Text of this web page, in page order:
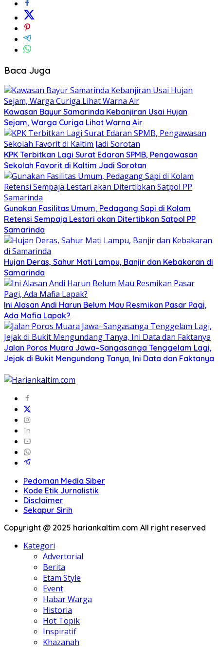
Baca Juga
Kawasan Bayur Samarinda Kebanjiran Usai Hujan
Sejam, Warga Curiga Lihat Warna Air
KPK Terbitkan Lagi Surat Edaran SPMB, Pengawasan
Sekolah Favorit di Kaltim Jadi Sorotan
Gunakan Fasilitas Umum, Pedagang Sapi di Kolam
Retensi Sempaja Lestari akan Ditertibkan Satpol PP
Samarinda
Hujan Deras, Sahur Mati Lampu, Banjir dan Kebakaran di
Samarinda
Ini Alasan Andi Harun Belum Mau Resmikan Pasar Pagi,
Ada Mafia Lapak?
Jalan Poros Muara Jawa–Sangasanga Tenggelam Lagi,
Jejak di Bukit Mengundang Tanya, Ini Data dan Faktanya
Pedoman Media Siber
Kode Etik Jurnalistik
Disclaimer
Sekapur Sirih
Copyright @ 2025 hariankaltim.com All right reserved
Kategori
Advertorial
Berita
Etam Style
Event
Habar Warga
Historia
Hot Topik
Inspiratif
Khazanah